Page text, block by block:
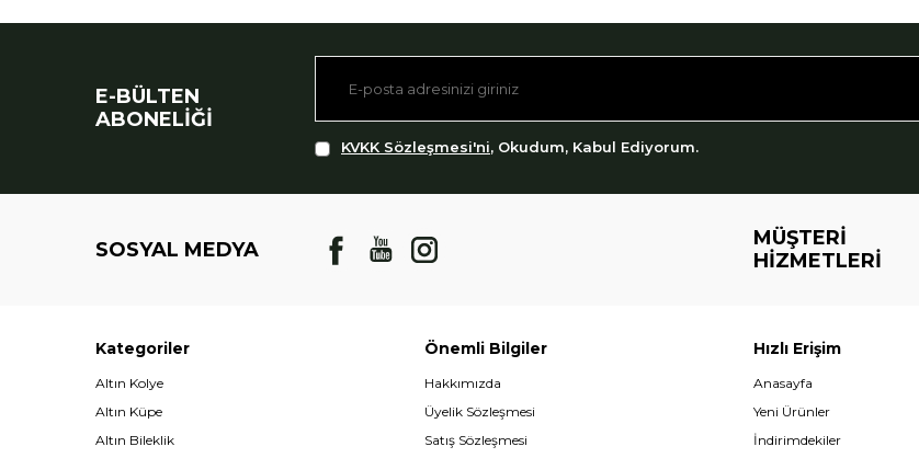
E-BÜLTEN
ABONELIĞI
KVKK Sözleşmesi'ni, Okudum, Kabul Ediyorum.
SOSYAL MEDYA
MÜŞTERI
HIZMETLERI
Kategoriler
Altın Kolye
Altın Küpe
Altın Bileklik
Önemli Bilgiler
Hakkımızda
Üyelik Sözleşmesi
Satış Sözleşmesi
Hızlı Erişim
Anasayfa
Yeni Ürünler
İndirimdekiler